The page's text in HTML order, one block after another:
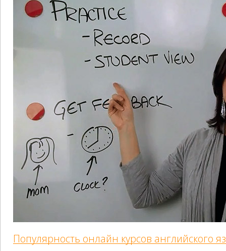
Популярность онлайн курсов английского